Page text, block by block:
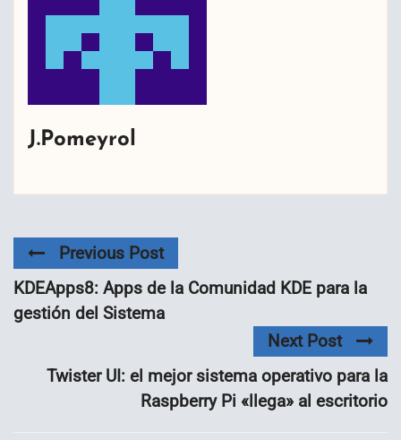
J.Pomeyrol
Previous Post
KDEApps8: Apps de la Comunidad KDE para la
gestión del Sistema
Next Post
Twister UI: el mejor sistema operativo para la
Raspberry Pi «llega» al escritorio